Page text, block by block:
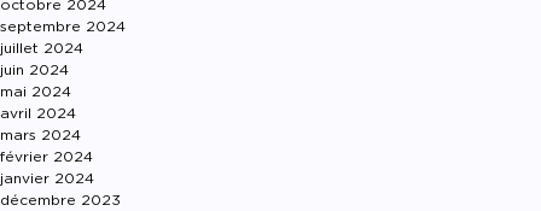
octobre 2024
septembre 2024
juillet 2024
juin 2024
mai 2024
avril 2024
mars 2024
février 2024
janvier 2024
décembre 2023